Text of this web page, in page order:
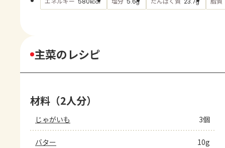
kcal g g
主菜のレシピ
材料（2人分）
じゃがいも 3個
バター 10g